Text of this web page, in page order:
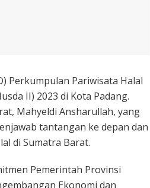
Perkumpulan Pariwisata Halal
II) 2023 di Kota Padang.
Mahyeldi Ansharullah, yang
tantangan ke depan dan
di Sumatra Barat.
Pemerintah Provinsi
Ekonomi dan